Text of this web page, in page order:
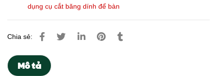
dụng cụ cắt băng dính để bàn
Chia sẻ:
Mô tả